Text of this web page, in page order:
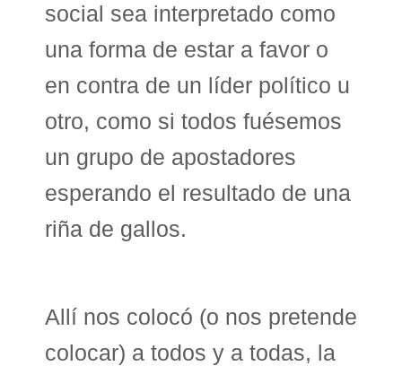
social sea interpretado como
una forma de estar a favor o
en contra de un líder político u
otro, como si todos fuésemos
un grupo de apostadores
esperando el resultado de una
riña de gallos.
Allí nos colocó (o nos pretende
colocar) a todos y a todas, la